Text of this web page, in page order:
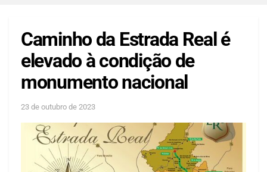
Caminho da Estrada Real é
elevado à condição de
monumento nacional
23 de outubro de 2023